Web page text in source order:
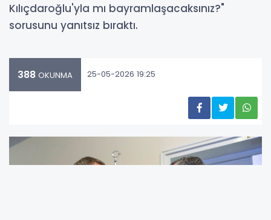
Kılıçdaroğlu'yla mı bayramlaşacaksınız?"
sorusunu yanıtsız bıraktı.
388 OKUNMA 25-05-2026 19:25